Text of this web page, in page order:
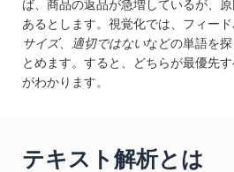
ば、商品の返品が急増しているが、
あるとします。視覚化では、フィー
サイズ、 適切ではないなどの単語を
とめます。すると、どちらが最優先
がわかります。
テキスト解析とは